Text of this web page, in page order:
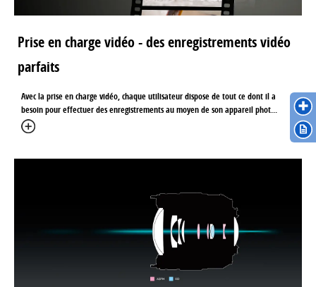
Prise en charge vidéo - des enregistrements vidéo
parfaits
Avec la prise en charge vidéo, chaque utilisateur dispose de tout ce dont il a
besoin pour effectuer des enregistrements au moyen de son appareil phot...